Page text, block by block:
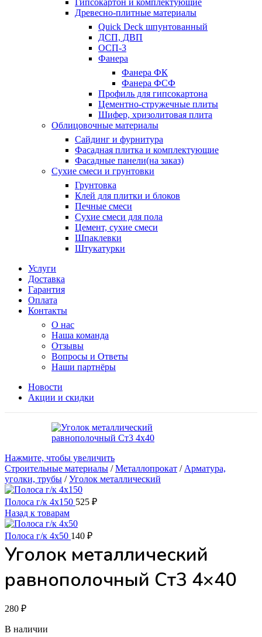
Гипсокартон и комплектующие
Древесно-плитные материалы
Quick Deck шпунтованный
ДСП, ДВП
ОСП-3
Фанера
Фанера ФК
Фанера ФСФ
Профиль для гипсокартона
Цементно-стружечные плиты
Шифер, хризолитовая плита
Облицовочные материалы
Сайдинг и фурнитура
Фасадная плитка и комплектующие
Фасадные панели(на заказ)
Сухие смеси и грунтовки
Грунтовка
Клей для плитки и блоков
Печные смеси
Сухие смеси для пола
Цемент, сухие смеси
Шпаклевки
Штукатурки
Услуги
Доставка
Гарантия
Оплата
Контакты
О нас
Наша команда
Отзывы
Вопросы и Ответы
Наши партнёры
Новости
Акции и скидки
Нажмите, чтобы увеличить
Строительные материалы /Металлопрокат / Арматура,
уголки, трубы /Уголок металлический
Полоса г/к 4x150 525 ₽
Назад к товарам
Полоса г/к 4x50 140 ₽
Уголок металлический
равнополочный Ст3 4×40
280 ₽
В наличии